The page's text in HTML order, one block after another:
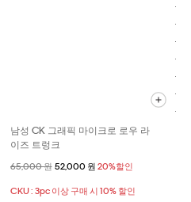
남성 CK 그래픽 마이크로 로우 라
이즈 트렁크
할인 전 가격
65,000 원할인된 가격
52,000 원 20%할인
CKU : 3pc 이상 구매 시 10% 할인